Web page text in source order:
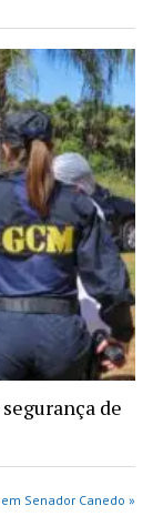
de
Senador Canedo »